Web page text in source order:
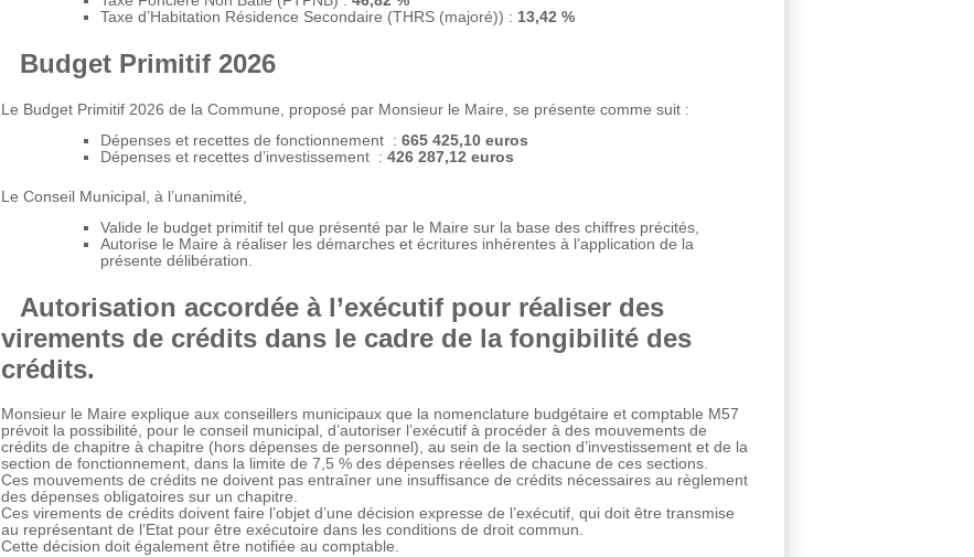
Taxe d’Habitation Résidence Secondaire (THRS (majoré)) : 13,42 %
Budget Primitif 2026
Le Budget Primitif 2026 de la Commune, proposé par Monsieur le Maire, se présente comme suit :
Dépenses et recettes de fonctionnement : 665 425,10 euros
Dépenses et recettes d’investissement : 426 287,12 euros
Le Conseil Municipal, à l’unanimité,
Valide le budget primitif tel que présenté par le Maire sur la base des chiffres précités,
Autorise le Maire à réaliser les démarches et écritures inhérentes à l’application de la
présente délibération.
Autorisation accordée à l’exécutif pour réaliser des
virements de crédits dans le cadre de la fongibilité des
crédits.
Monsieur le Maire explique aux conseillers municipaux que la nomenclature budgétaire et comptable M57
prévoit la possibilité, pour le conseil municipal, d’autoriser l’exécutif à procéder à des mouvements de
crédits de chapitre à chapitre (hors dépenses de personnel), au sein de la section d’investissement et de la
section de fonctionnement, dans la limite de 7,5 % des dépenses réelles de chacune de ces sections.
Ces mouvements de crédits ne doivent pas entraîner une insuffisance de crédits nécessaires au règlement
des dépenses obligatoires sur un chapitre.
Ces virements de crédits doivent faire l’objet d’une décision expresse de l’exécutif, qui doit être transmise
au représentant de l’Etat pour être exécutoire dans les conditions de droit commun.
Cette décision doit également être notifiée au comptable.